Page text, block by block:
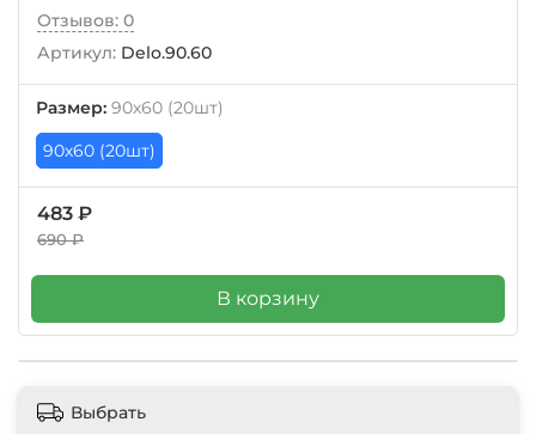
Отзывов: 0
Артикул: Delo.90.60
Размер: 90х60 (20шт)
90х60 (20шт)
483 ₽
690 ₽
В корзину
Выбрать